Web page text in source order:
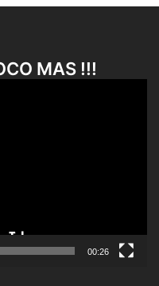
MAS !!!
00:26